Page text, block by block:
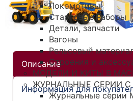
Локомотивы
Стартовые наборы
Детали, запчасти
Вагоны
Рельсовый
Строения и
МОДЕЛИ И КИТЫ В
ЖУРНАЛЬНЫЕ СЕРИИ
Журнальные серии
Описание
Информация для